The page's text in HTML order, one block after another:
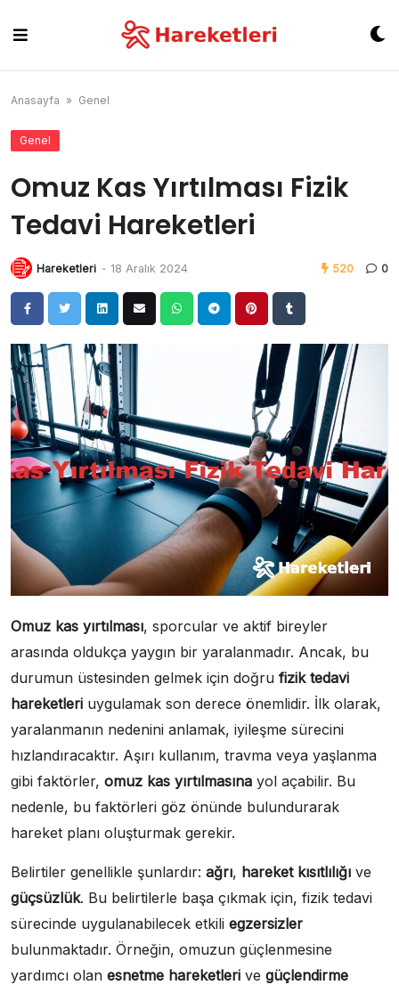
content
Anasayfa » Genel
Genel
Omuz Kas Yırtılması Fizik
Tedavi Hareketleri
Hareketleri - 18 Aralık 2024 520 0
Omuz kas yırtılması, sporcular ve aktif bireyler
arasında oldukça yaygın bir yaralanmadır. Ancak, bu
durumun üstesinden gelmek için doğru fizik tedavi
hareketleri uygulamak son derece önemlidir. İlk olarak,
yaralanmanın nedenini anlamak, iyileşme sürecini
hızlandıracaktır. Aşırı kullanım, travma veya yaşlanma
gibi faktörler, omuz kas yırtılmasına yol açabilir. Bu
nedenle, bu faktörleri göz önünde bulundurarak
hareket planı oluşturmak gerekir.
Belirtiler genellikle şunlardır: ağrı, hareket kısıtlılığı ve
güçsüzlük. Bu belirtilerle başa çıkmak için, fizik tedavi
sürecinde uygulanabilecek etkili egzersizler
bulunmaktadır. Örneğin, omuzun güçlenmesine
yardımcı olan esnetme hareketleri ve güçlendirme